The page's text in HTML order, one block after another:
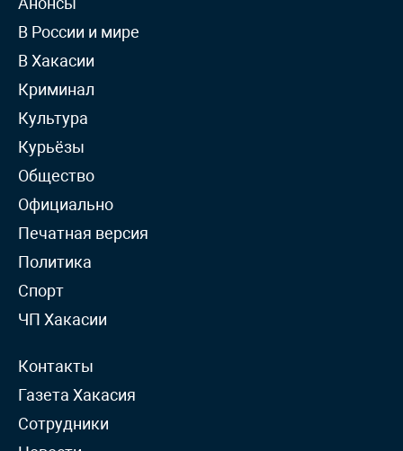
В России и мире
В Хакасии
Криминал
Культура
Курьёзы
Общество
Официально
Печатная версия
Политика
Спорт
ЧП Хакасии
Контакты
Газета Хакасия
Сотрудники